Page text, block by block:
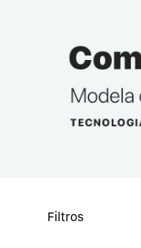
Filtros